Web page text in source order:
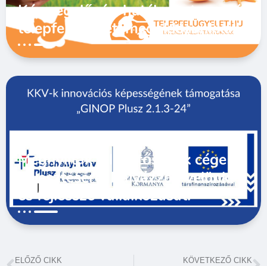
Kármegelőzés, hatékony termelés
telepfelügyeleti megoldásunkkal!
Megnyíltak a lehetőségek cége
fejlesztésére! Pályázzon velünk,
és fejlessze vállalkozását!
ELŐZŐ CIKK KÖVETKEZŐ CIKK